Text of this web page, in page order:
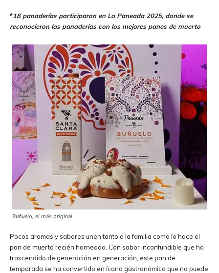
*18 panaderías participaron en La Paneada 2025, donde se
reconocieron las panaderías con los mejores panes de muerto
Buñuelo, el más original.
Pocos aromas y sabores unen tanto a la familia como lo hace el
pan de muerto recién horneado. Con sabor inconfundible que ha
trascendido de generación en generación, este pan de
temporada se ha convertido en ícono gastronómico que no puede